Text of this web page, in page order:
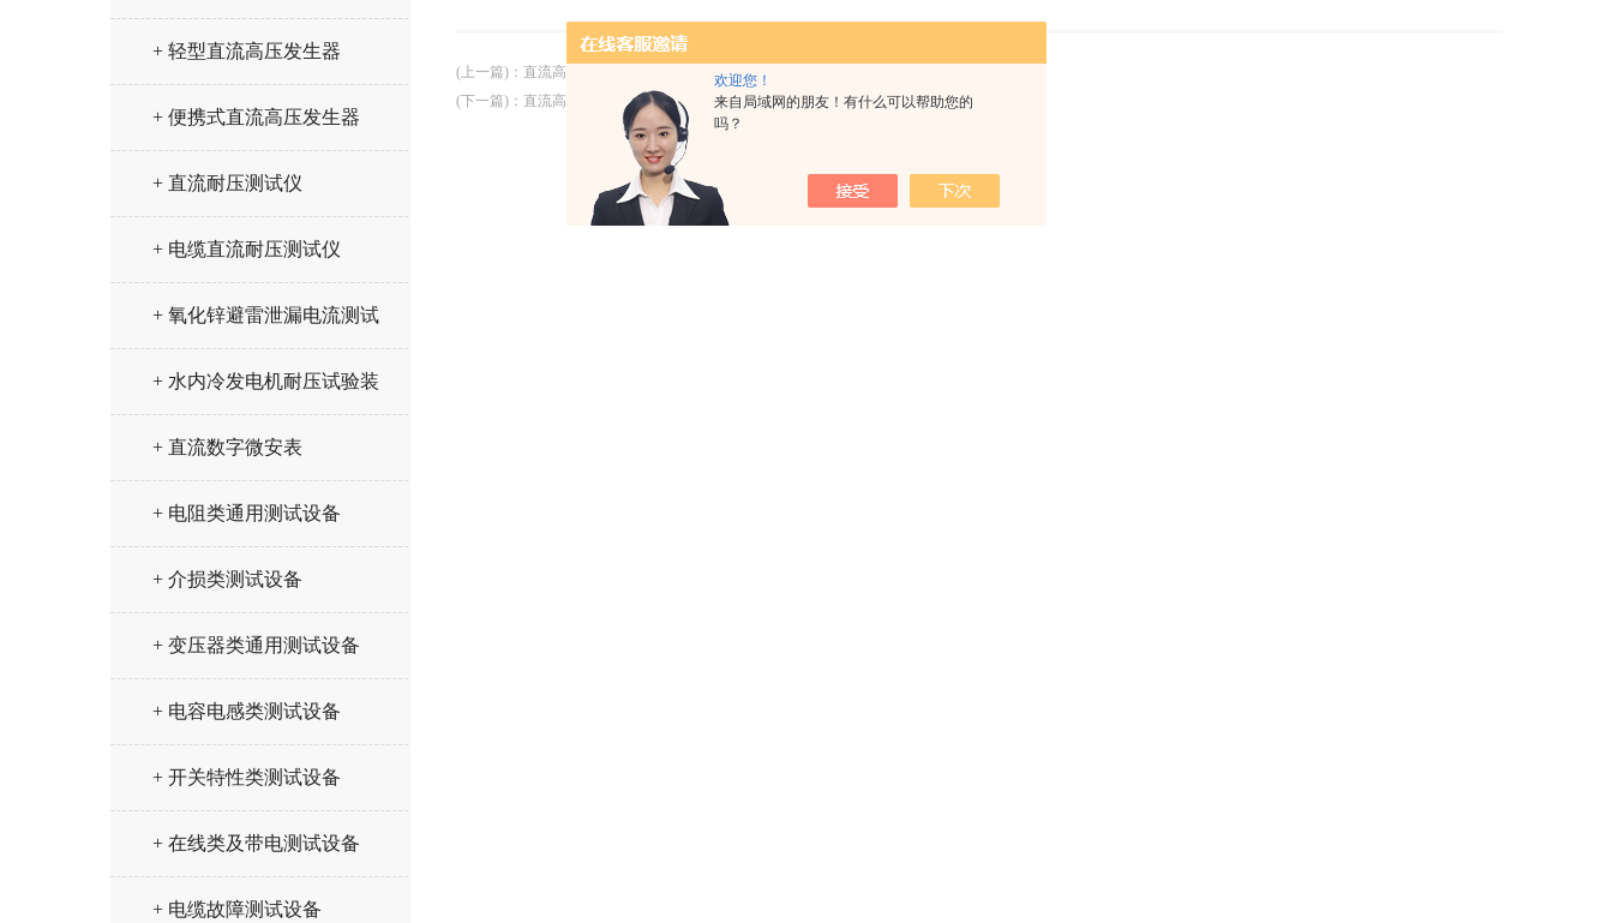
欢迎您！
来自局域网的朋友！有什么可以帮助您的
吗？
+ 轻型直流高压发生器
+ 便携式直流高压发生器
+ 直流耐压测试仪
+ 电缆直流耐压测试仪
+ 氧化锌避雷泄漏电流测试
仪
+ 水内冷发电机耐压试验装
置
+ 直流数字微安表
+ 电阻类通用测试设备
+ 介损类测试设备
+ 变压器类通用测试设备
+ 电容电感类测试设备
+ 开关特性类测试设备
+ 在线类及带电测试设备
+ 电缆故障测试设备
(上一篇) ： 直流高压发生器的安全防护工作
(下一篇) ： 直流高压发生器可以做哪些测试